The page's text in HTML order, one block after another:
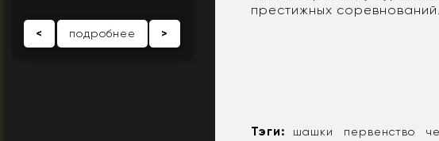
< подробнее >
престижных соревнований.
Тэги: шашки первенство